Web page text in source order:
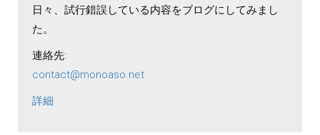
日々、試行錯誤している内容をブログにしてみまし
た。
連絡先:
contact@monoaso.net
詳細